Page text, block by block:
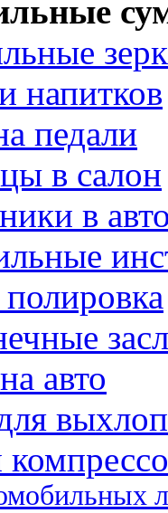
напитков
педали
в салон
в
авто